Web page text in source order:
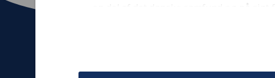
en del af det danske samfund og på sigt
Kontakt Adresse